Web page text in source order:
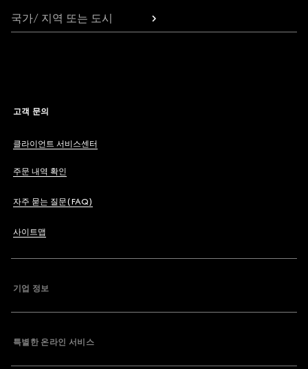
국가/ 지역 또는 도시
고객 문의
클라이언트 서비스센터
주문 내역 확인
자주 묻는 질문(FAQ)
사이트맵
기업 정보
특별한 온라인 서비스